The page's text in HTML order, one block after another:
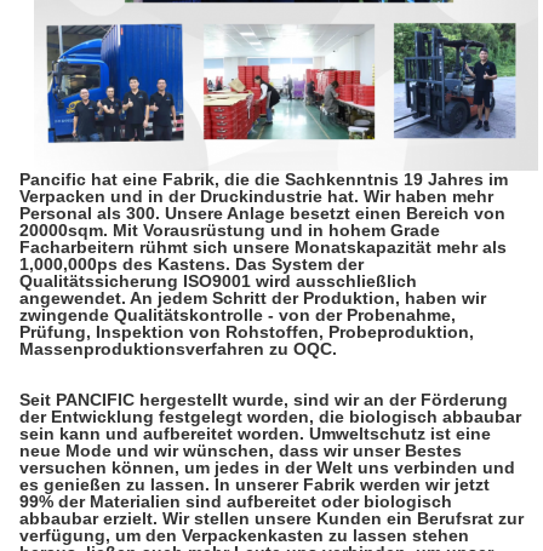
Pancific hat eine Fabrik, die die Sachkenntnis 19 Jahres im
Verpacken und in der Druckindustrie hat. Wir haben mehr
Personal als 300. Unsere Anlage besetzt einen Bereich von
20000sqm. Mit Vorausrüstung und in hohem Grade
Facharbeitern rühmt sich unsere Monatskapazität mehr als
1,000,000ps des Kastens. Das System der
Qualitätssicherung ISO9001 wird ausschließlich
angewendet. An jedem Schritt der Produktion, haben wir
zwingende Qualitätskontrolle - von der Probenahme,
Prüfung, Inspektion von Rohstoffen, Probeproduktion,
Massenproduktionsverfahren zu OQC.
Seit PANCIFIC hergestellt wurde, sind wir an der Förderung
der Entwicklung festgelegt worden, die biologisch abbaubar
sein kann und aufbereitet worden. Umweltschutz ist eine
neue Mode und wir wünschen, dass wir unser Bestes
versuchen können, um jedes in der Welt uns verbinden und
es genießen zu lassen. In unserer Fabrik werden wir jetzt
99% der Materialien sind aufbereitet oder biologisch
abbaubar erzielt. Wir stellen unsere Kunden ein Berufsrat zur
verfügung, um den Verpackenkasten zu lassen stehen